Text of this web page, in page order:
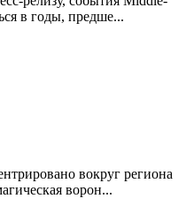
в годы, предше...
вокруг региона
ворон...